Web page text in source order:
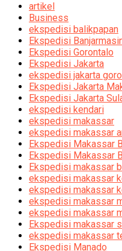
artikel
Business
ekspedisi balikpapan
Ekspedisi
Ekspedisi Gorontalo
Ekspedisi Jakarta
ekspedisi jakarta
Ekspedisi Jakarta
Ekspedisi Jakarta
ekspedisi kendari
ekspedisi makassar
ekspedisi makassar
Ekspedisi Makassar
Ekspedisi Makassar
Ekspedisi makassar
ekspedisi makassar
ekspedisi makassar
ekspedisi makassar
ekspedisi makassar
Ekspedisi makassar
ekspedisi makassar
Ekspedisi Manado